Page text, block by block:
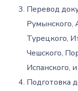
Перевод
Румынского,
Турецкого,
Чешского,
Испанского,
Подготовка